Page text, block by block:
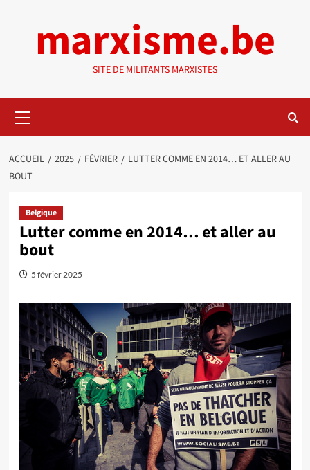
marxisme.be
SITE DE MILITANTS MARXISTES
principal
ACCUEIL 2025 FÉVRIER
LUTTER COMME EN 2014… ET ALLER AU
BOUT
Belgique
Lutter comme en 2014… et aller au
bout
5 février 2025